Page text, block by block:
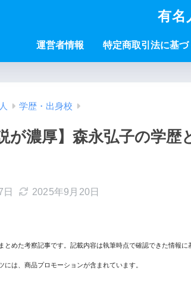
有名
運営者情報 特定商取引法に基づ
学歴・出身校
が濃厚】森永弘子の学
2025年9月20日
めた考察記事です。記載内容は執筆時点で確認できた情報に
は、商品プロモーションが含まれています。